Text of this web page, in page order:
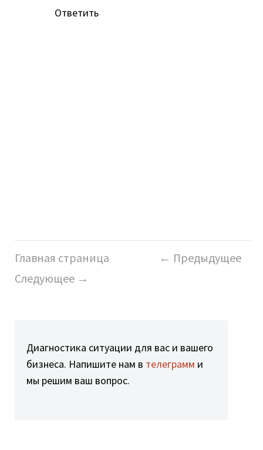
Ответить
Главная страница
← Предыдущее
Следующее →
Диагностика ситуации для вас и вашего
бизнеса. Напишите нам в телеграмм и
мы решим ваш вопрос.